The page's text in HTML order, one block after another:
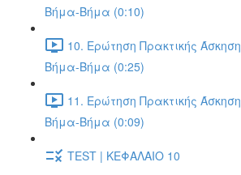
Βήμα-Βήμα (0:10)
10. Ερώτηση Πρακτικής
Βήμα-Βήμα (0:25)
11. Ερώτηση Πρακτικής
Βήμα-Βήμα (0:09)
TEST | ΚΕΦΑΛΑΙΟ 10